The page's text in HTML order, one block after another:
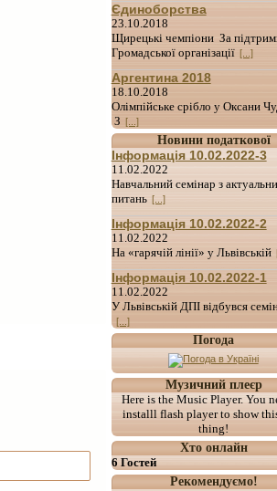
Єдиноборства
23.10.2018
Щирецькі чемпіони За
Громадської організації [...]
Аргентина 2018
18.10.2018
Олімпійське срібло у Оксани
З [...]
Новини податкової
Інформація 10.02.2022-3
11.02.2022
Навчальний семінар з
питань [...]
Інформація 10.02.2022-2
11.02.2022
На «гарячій лінії» у Львівській
Інформація 10.02.2022-1
11.02.2022
У Львівській ДПІ відбувся
[...]
Погода
Музичний плеєр
Here is the Music Player. You
installl flash player to show
thing!
Хто онлайн
6 Гостей
Рекомендуємо!